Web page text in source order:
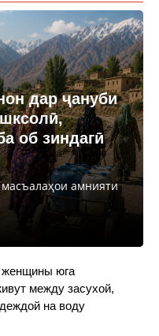
дар ҷануби
об зиндагӣ
амнияти
юга
между засухой,
на воду